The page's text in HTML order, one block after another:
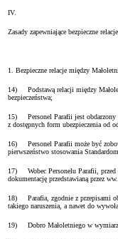
IV.
Zasady zapewniające bezpieczne
1. Bezpieczne relacje między
14) Podstawą relacji między
bezpieczeństwa;
15) Personel Parafii jest obdarzony
z dostępnych form ubezpieczenia od
16) Personel Parafii może być
pierwszeństwo stosowania
17) Wobec Personelu Parafii, przed
dokumentację przedstawianą przez
18) Parafia, zgodnie z przepisami
takiego naruszenia, a nawet do
19) Dobro Małoletniego w wymiarze